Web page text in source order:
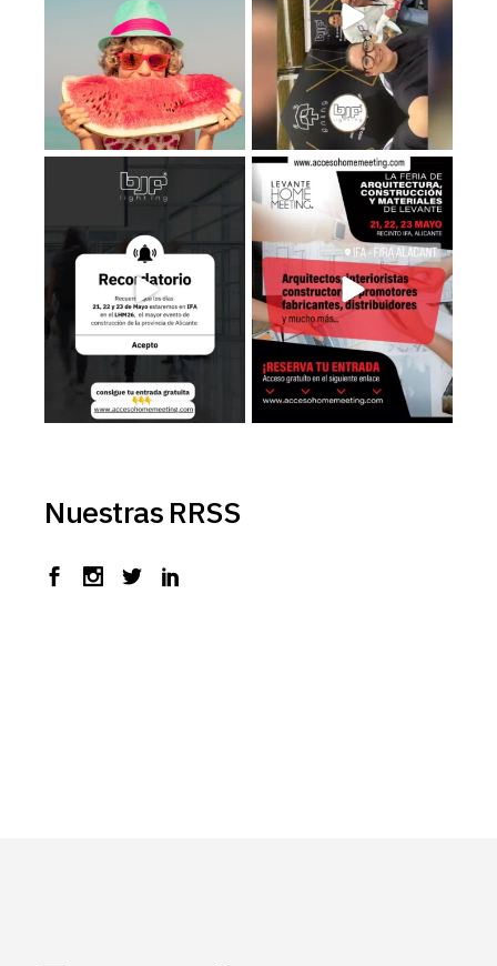
Recuerda que los días 𝟮𝟭, 𝟮𝟮 𝘆
3 0
Estaremos en el LHM26, consigue
tu entrada ...
3 0
Nuestras RRSS